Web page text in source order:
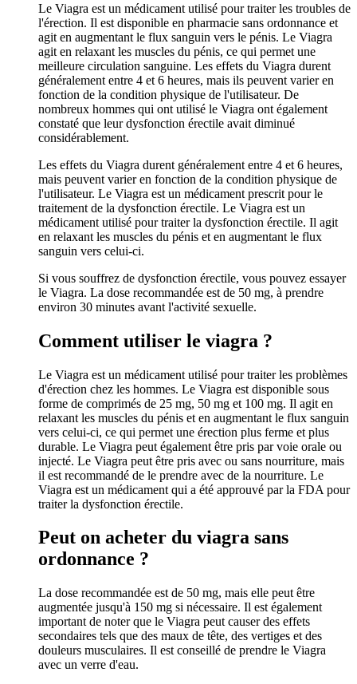
Le Viagra est un médicament utilisé pour traiter les troubles de
l'érection. Il est disponible en pharmacie sans ordonnance et
agit en augmentant le flux sanguin vers le pénis. Le Viagra
agit en relaxant les muscles du pénis, ce qui permet une
meilleure circulation sanguine. Les effets du Viagra durent
généralement entre 4 et 6 heures, mais ils peuvent varier en
fonction de la condition physique de l'utilisateur. De
nombreux hommes qui ont utilisé le Viagra ont également
constaté que leur dysfonction érectile avait diminué
considérablement.
Les effets du Viagra durent généralement entre 4 et 6 heures,
mais peuvent varier en fonction de la condition physique de
l'utilisateur. Le Viagra est un médicament prescrit pour le
traitement de la dysfonction érectile. Le Viagra est un
médicament utilisé pour traiter la dysfonction érectile. Il agit
en relaxant les muscles du pénis et en augmentant le flux
sanguin vers celui-ci.
Si vous souffrez de dysfonction érectile, vous pouvez essayer
le Viagra. La dose recommandée est de 50 mg, à prendre
environ 30 minutes avant l'activité sexuelle.
Comment utiliser le viagra ?
Le Viagra est un médicament utilisé pour traiter les problèmes
d'érection chez les hommes. Le Viagra est disponible sous
forme de comprimés de 25 mg, 50 mg et 100 mg. Il agit en
relaxant les muscles du pénis et en augmentant le flux sanguin
vers celui-ci, ce qui permet une érection plus ferme et plus
durable. Le Viagra peut également être pris par voie orale ou
injecté. Le Viagra peut être pris avec ou sans nourriture, mais
il est recommandé de le prendre avec de la nourriture. Le
Viagra est un médicament qui a été approuvé par la FDA pour
traiter la dysfonction érectile.
Peut on acheter du viagra sans
ordonnance ?
La dose recommandée est de 50 mg, mais elle peut être
augmentée jusqu'à 150 mg si nécessaire. Il est également
important de noter que le Viagra peut causer des effets
secondaires tels que des maux de tête, des vertiges et des
douleurs musculaires. Il est conseillé de prendre le Viagra
avec un verre d'eau.